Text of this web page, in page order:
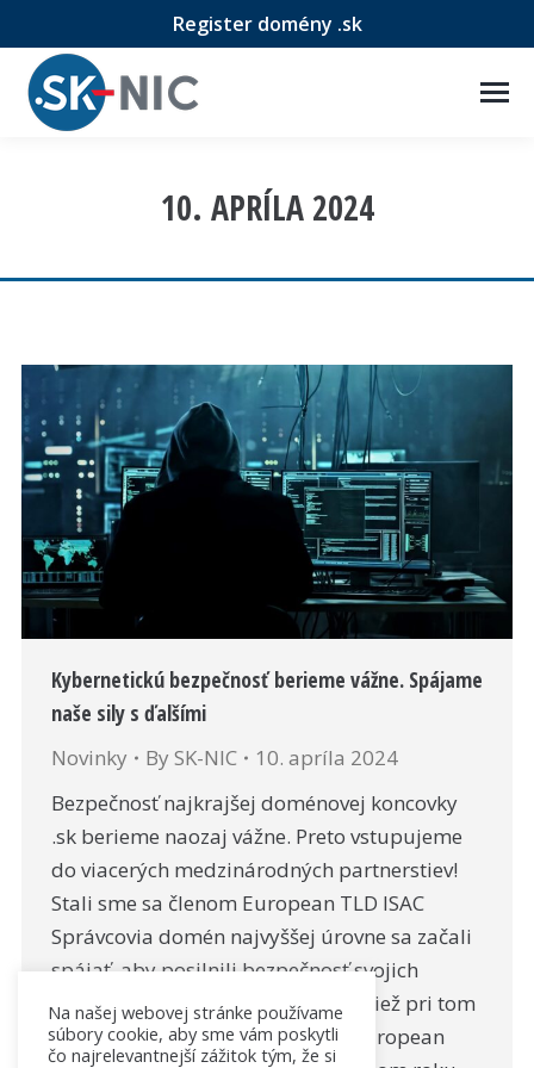
Register domény .sk
10. APRÍLA 2024
Kybernetickú bezpečnosť berieme vážne. Spájame
naše sily s ďalšími
Novinky By SK-NIC
10. apríla 2024
Bezpečnosť najkrajšej doménovej koncovky
.sk berieme naozaj vážne. Preto vstupujeme
do viacerých medzinárodných partnerstiev!
Stali sme sa členom European TLD ISAC
Správcovia domén najvyššej úrovne sa začali
spájať, aby posilnili bezpečnosť svojich
domén najvyššej úrovne. My sme tiež pri tom
– stali sme sa členom komunity European
Na našej webovej stránke používame
súbory cookie, aby sme vám poskytli
čo najrelevantnejší zážitok tým, že si